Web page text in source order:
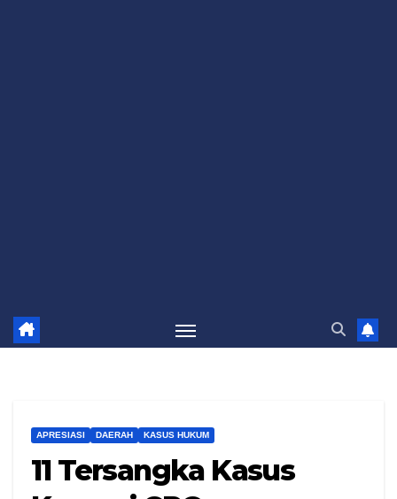
APRESIASI DAERAH KASUS HUKUM
11 Tersangka Kasus